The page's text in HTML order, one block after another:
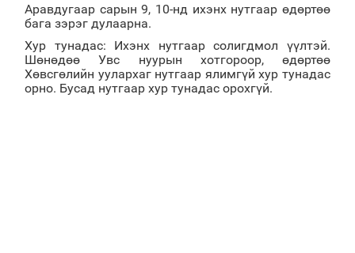
Аравдугаар сарын 9, 10-нд ихэнх нутгаар өдөртөө
бага зэрэг дулаарна.
Хур тунадас: Ихэнх нутгаар солигдмол үүлтэй.
Шөнөдөө Увс нуурын хотгороор, өдөртөө
Хөвсгөлийн уулархаг нутгаар ялимгүй хур тунадас
орно. Бусад нутгаар хур тунадас орохгүй.